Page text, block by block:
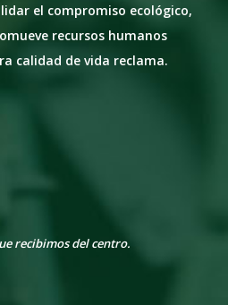
el compromiso ecológico,
recursos humanos
calidad de vida reclama.
recibimos del centro.